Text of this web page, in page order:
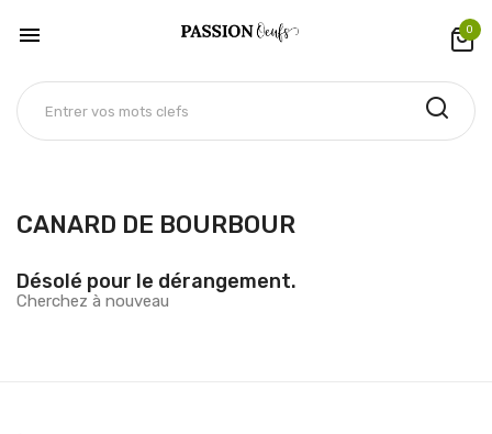
 0
CANARD DE BOURBOUR
Désolé pour le dérangement.
Cherchez à nouveau